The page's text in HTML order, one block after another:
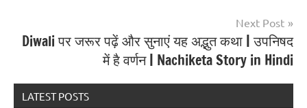
Next Post
Diwali पर जरूर पढ़ें और सुनाएं यह अद्भुत कथा | उपनिषद
में है वर्णन | Nachiketa Story in Hindi
LATEST POSTS